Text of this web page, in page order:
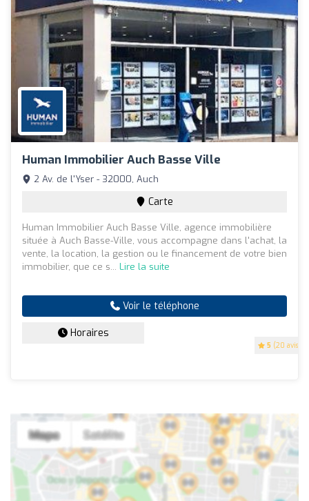
Human Immobilier Auch Basse Ville
5 (20 avis)
2 Av. de l'Yser - 32000, Auch
Carte
Human Immobilier Auch Basse Ville, agence immobilière
située à Auch Basse-Ville, vous accompagne dans l'achat, la
vente, la location, la gestion ou le financement de votre bien
immobilier, que ce s... Lire la suite
Voir le téléphone
Horaires